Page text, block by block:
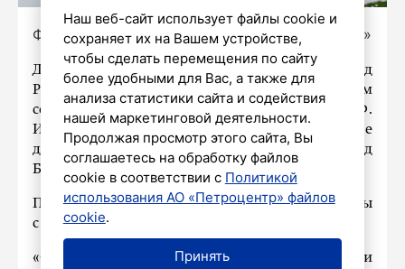
Фото: Олег Золото / «Петербургский дневник»
Два украинских беспилотника сбили над
Россией во вторник, 22 октября. Об этом
сообщили в Telegram-канале Минобороны РФ.
Известно, что ПВО уничтожили украинские
дроны и предотвратили попытку теракта над
Белгородской и Курской областями.
Попытки совершить атаку были зафиксированы
с разницей в полчаса.
«С 16:30 до 17:00 по московскому времени
Наш веб-сайт использует файлы cookie и
сохраняет их на Вашем устройстве,
чтобы сделать перемещения по сайту
более удобными для Вас, а также для
анализа статистики сайта и содействия
нашей маркетинговой деятельности.
Продолжая просмотр этого сайта, Вы
соглашаетесь на обработку файлов
cookie в соответствии с Политикой
использования АО «Петроцентр» файлов
cookie.
Принять